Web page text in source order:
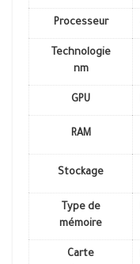
Processeur
Technologie
nm
GPU
RAM
Stockage
Type de
mémoire
Carte